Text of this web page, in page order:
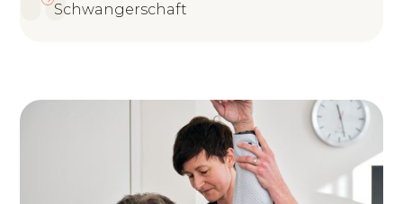
Schwangerschaft